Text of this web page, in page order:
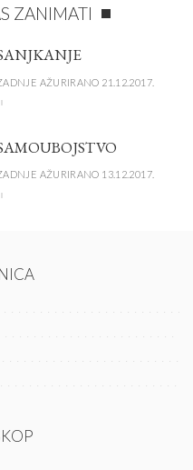
ZANIMATI
AŽURIRANO 21.12.2017.
AŽURIRANO 13.12.2017.